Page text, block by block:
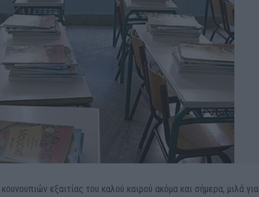
εξαιτίας του καλού καιρού ακόμα και σήμερα, μιλά